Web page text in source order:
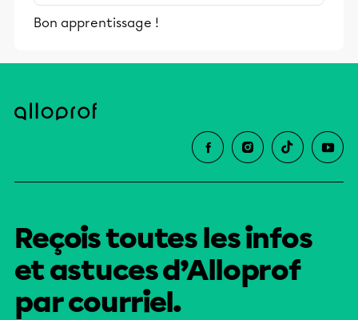
stimulants, Alloprof engage les élèves
et leurs parents dans la réussite
Bon apprentissage !
Reçois toutes les infos
et astuces d’Alloprof
par courriel.